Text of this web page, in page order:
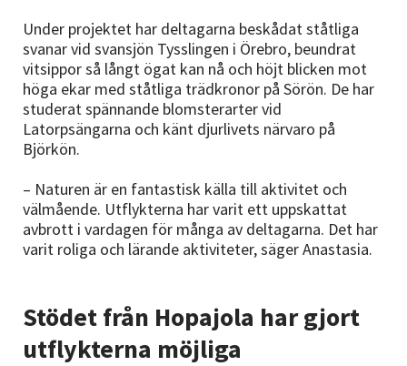
Under projektet har deltagarna beskådat ståtliga
svanar vid svansjön Tysslingen i Örebro, beundrat
vitsippor så långt ögat kan nå och höjt blicken mot
höga ekar med ståtliga trädkronor på Sörön. De har
studerat spännande blomsterarter vid
Latorpsängarna och känt djurlivets närvaro på
Björkön.
– Naturen är en fantastisk källa till aktivitet och
välmående. Utflykterna har varit ett uppskattat
avbrott i vardagen för många av deltagarna. Det har
varit roliga och lärande aktiviteter, säger Anastasia.
Stödet från Hopajola har gjort
utflykterna möjliga